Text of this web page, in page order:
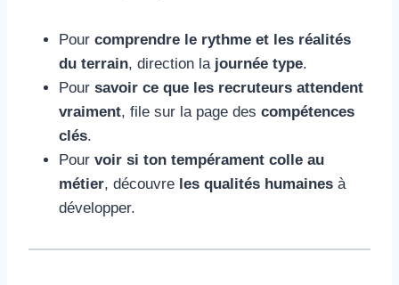
Pour comprendre le rythme et les réalités
du terrain, direction la journée type.
Pour savoir ce que les recruteurs attendent
vraiment, file sur la page des compétences
clés.
Pour voir si ton tempérament colle au
métier, découvre les qualités humaines à
développer.